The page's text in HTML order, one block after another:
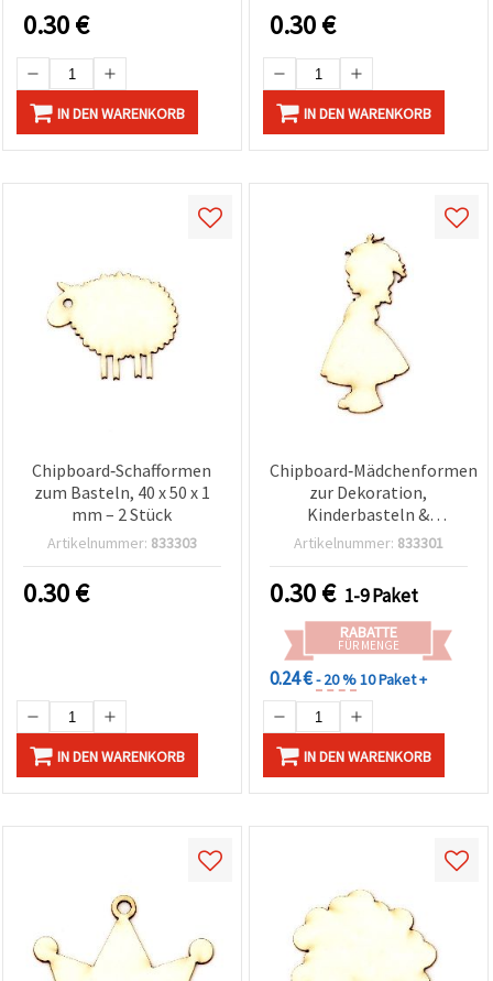
Scrapbooking)
0.30€
IN DEN WARENKORB
0.30€
IN DEN WARENKORB
Chipboard‑Schafformen
zum Basteln, 40 x 50 x 1
mm – 2 Stück
Artikelnummer: 833303
0.30€
IN DEN WARENKORB
Chipboard‑Mädchenformen
zur Dekoration,
Kinderbasteln &
Scrapbooking, 60×30×1
Artikelnummer: 833301
0.30€ 1-9 Paket
RABATTE
FÜR MENGE
0.24 €- 20 %10 Paket +
IN DEN WARENKORB